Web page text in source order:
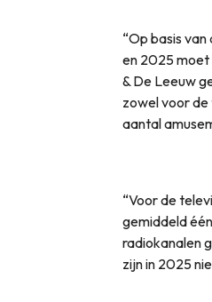
“Op basis
en 2025 moet
& De Leeuw
zowel voor
aantal
“Voor de
gemiddeld
radiokanalen
zijn in 2025